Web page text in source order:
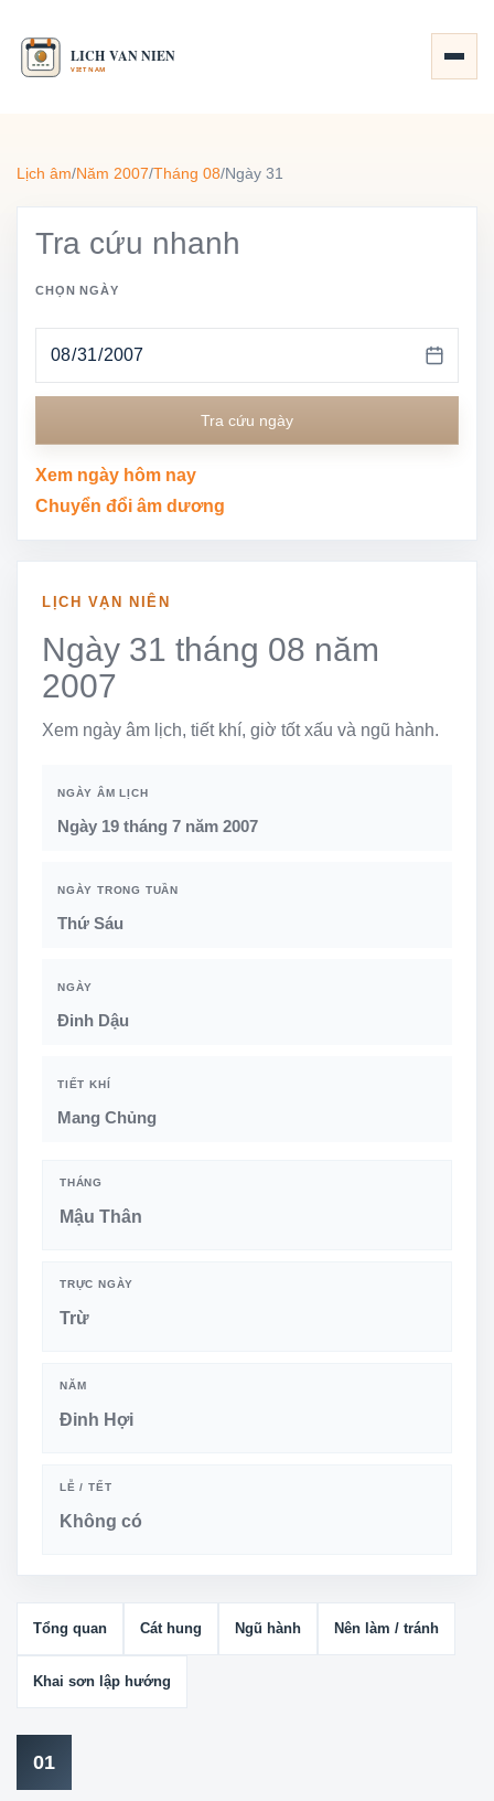
Lịch âm/Năm 2007/Tháng 08/Ngày 31
Tra cứu nhanh
CHỌN NGÀY
Tra cứu ngày
Xem ngày hôm nay
Chuyển đổi âm dương
LỊCH VẠN NIÊN
Ngày 31 tháng 08 năm
2007
Xem ngày âm lịch, tiết khí, giờ tốt xấu và ngũ hành.
NGÀY ÂM LỊCH
Ngày 19 tháng 7 năm 2007
NGÀY TRONG TUẦN
Thứ Sáu
NGÀY
Đinh Dậu
TIẾT KHÍ
Mang Chủng
THÁNG
Mậu Thân
TRỰC NGÀY
Trừ
NĂM
Đinh Hợi
LỄ / TẾT
Không có
Tổng quan Cát hung Ngũ hành Nên làm / tránh
Khai sơn lập hướng
01